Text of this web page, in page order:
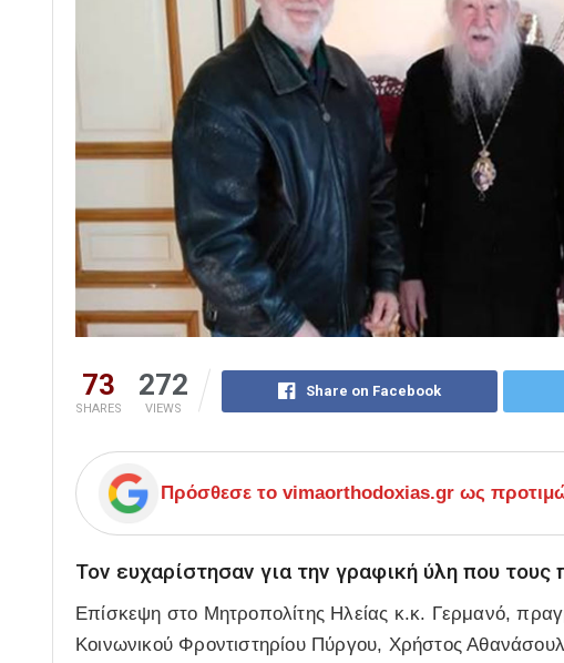
73
SHARES
272
VIEWS
Share on Facebook
Πρόσθεσε το vimaorthodoxias.gr ως
Τον ευχαρίστησαν για την γραφική ύλη που
Επίσκεψη στο Μητροπολίτης Ηλείας κ.κ. Γερμανό,
Κοινωνικού Φροντιστηρίου Πύργου, Χρήστος